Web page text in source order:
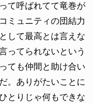
て呼ばれてて竜巻が
ミュニティの団結力
して最高とは言えな
ってられないという
ても仲間と助け合い
。ありがたいことに
とりじゃ何もできな